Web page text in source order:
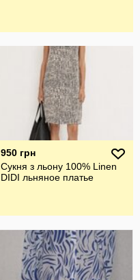
950 грн
Сукня з льону 100% Linen
DIDI льняное платье